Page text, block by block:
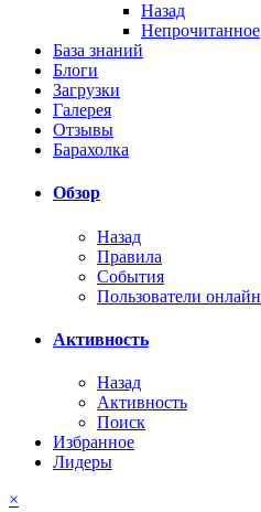
Назад
Непрочитанное
База знаний
Блоги
Загрузки
Галерея
Отзывы
Барахолка
Обзор
Назад
Правила
События
Пользователи онлайн
Активность
Назад
Активность
Поиск
Избранное
Лидеры
×